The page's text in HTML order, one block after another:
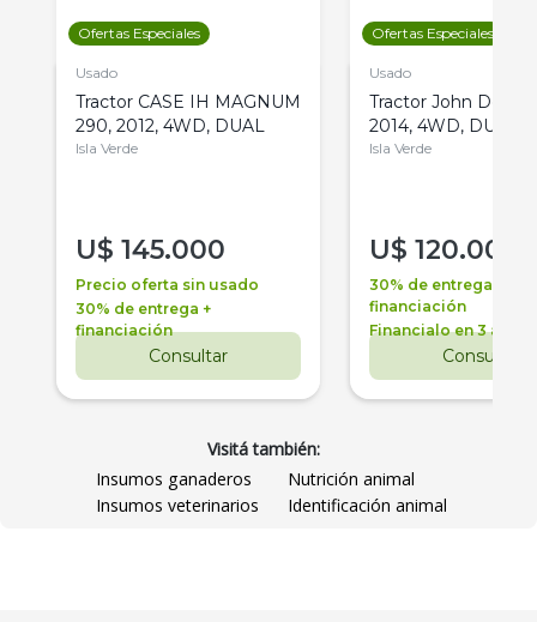
Ofertas Especiales
Usado
Tractor CASE IH MAGNUM
290, 2012, 4WD, DUAL
Isla Verde
U$ 145.000
Precio oferta sin usado
30% de entrega +
financiación
Consultar
Ofertas Especiales
Usado
Tractor John Deere
2014, 4WD, DUAL
Isla Verde
U$ 120.000
30% de entrega +
financiación
Financialo en 3 años
Consultar
Visitá también:
Insumos ganaderos
Nutrición animal
Insumos veterinarios
Identificación animal